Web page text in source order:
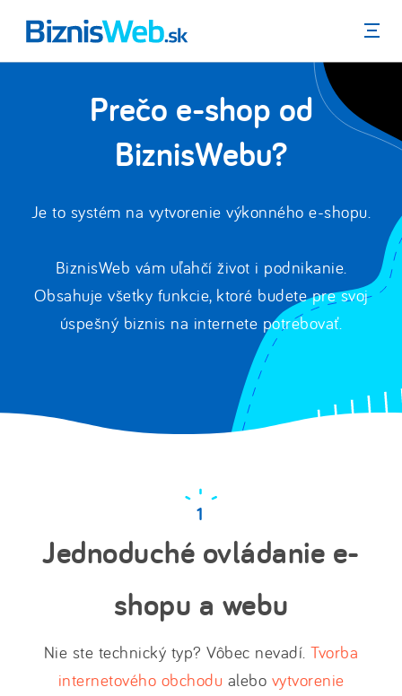
Menu
Prečo e-shop od
BiznisWebu?
Je to systém na vytvorenie výkonného e-shopu.
BiznisWeb vám uľahčí život i podnikanie.
Obsahuje všetky funkcie, ktoré budete pre svoj
úspešný biznis na internete potrebovať.
Jednoduché ovládanie e-
shopu a webu
Nie ste technický typ? Vôbec nevadí.Tvorba
internetového obchodu alebo vytvorenie